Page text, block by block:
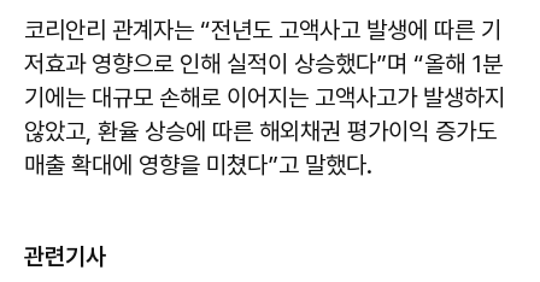
코리안리 관계자는 “전년도 고액사고 발생에 따른 기
저효과 영향으로 인해 실적이 상승했다”며 “올해 1분
기에는 대규모 손해로 이어지는 고액사고가 발생하지
않았고, 환율 상승에 따른 해외채권 평가이익 증가도
매출 확대에 영향을 미쳤다”고 말했다.
관련기사